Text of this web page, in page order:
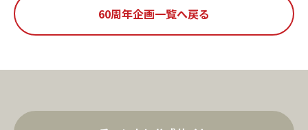
60周年企画一覧へ戻る